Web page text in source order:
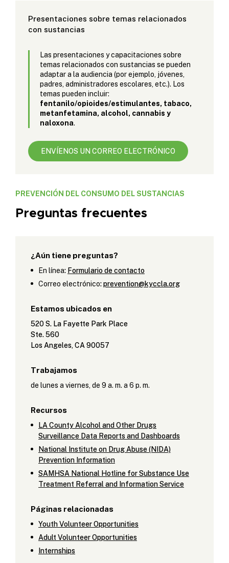
Presentaciones sobre temas relacionados
con sustancias
Las presentaciones y capacitaciones sobre
temas relacionados con sustancias se pueden
adaptar a la audiencia (por ejemplo, jóvenes,
padres, administradores escolares, etc.). Los
temas pueden incluir:
fentanilo/opioides/estimulantes, tabaco,
metanfetamina, alcohol, cannabis y
naloxona.
ENVÍENOS UN CORREO ELECTRÓNICO
PREVENCIÓN DEL CONSUMO DEL SUSTANCIAS
Preguntas frecuentes
¿Aún tiene preguntas?
En línea: Formulario de contacto
Correo electrónico:prevention@kyccla.org
Estamos ubicados en
520 S. La Fayette Park Place
Ste. 560
Los Angeles, CA 90057
Trabajamos
de lunes a viernes, de 9 a. m. a 6 p. m.
Recursos
LA County Alcohol and Other Drugs
Surveillance Data Reports and Dashboards
National Institute on Drug Abuse (NIDA)
Prevention Information
SAMHSA National Hotline for Substance Use
Treatment Referral and Information Service
Páginas relacionadas
Youth Volunteer Opportunities
Adult Volunteer Opportunities
Internships